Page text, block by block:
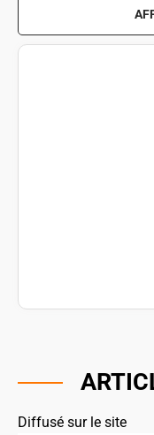
Diffusé sur le site